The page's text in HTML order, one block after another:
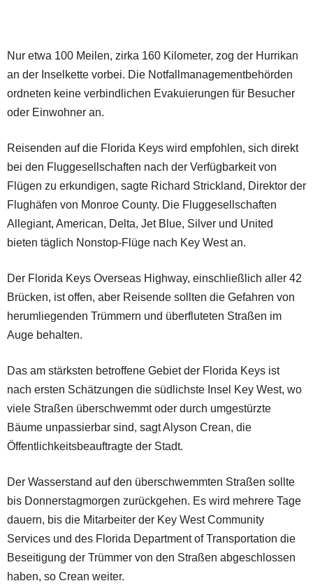
Nur etwa 100 Meilen, zirka 160 Kilometer, zog der Hurrikan
an der Inselkette vorbei. Die Notfallmanagementbehörden
ordneten keine verbindlichen Evakuierungen für Besucher
oder Einwohner an.
Reisenden auf die Florida Keys wird empfohlen, sich direkt
bei den Fluggesellschaften nach der Verfügbarkeit von
Flügen zu erkundigen, sagte Richard Strickland, Direktor der
Flughäfen von Monroe County. Die Fluggesellschaften
Allegiant, American, Delta, Jet Blue, Silver und United
bieten täglich Nonstop-Flüge nach Key West an.
Der Florida Keys Overseas Highway, einschließlich aller 42
Brücken, ist offen, aber Reisende sollten die Gefahren von
herumliegenden Trümmern und überfluteten Straßen im
Auge behalten.
Das am stärksten betroffene Gebiet der Florida Keys ist
nach ersten Schätzungen die südlichste Insel Key West, wo
viele Straßen überschwemmt oder durch umgestürzte
Bäume unpassierbar sind, sagt Alyson Crean, die
Öffentlichkeitsbeauftragte der Stadt.
Der Wasserstand auf den überschwemmten Straßen sollte
bis Donnerstagmorgen zurückgehen. Es wird mehrere Tage
dauern, bis die Mitarbeiter der Key West Community
Services und des Florida Department of Transportation die
Beseitigung der Trümmer von den Straßen abgeschlossen
haben, so Crean weiter.